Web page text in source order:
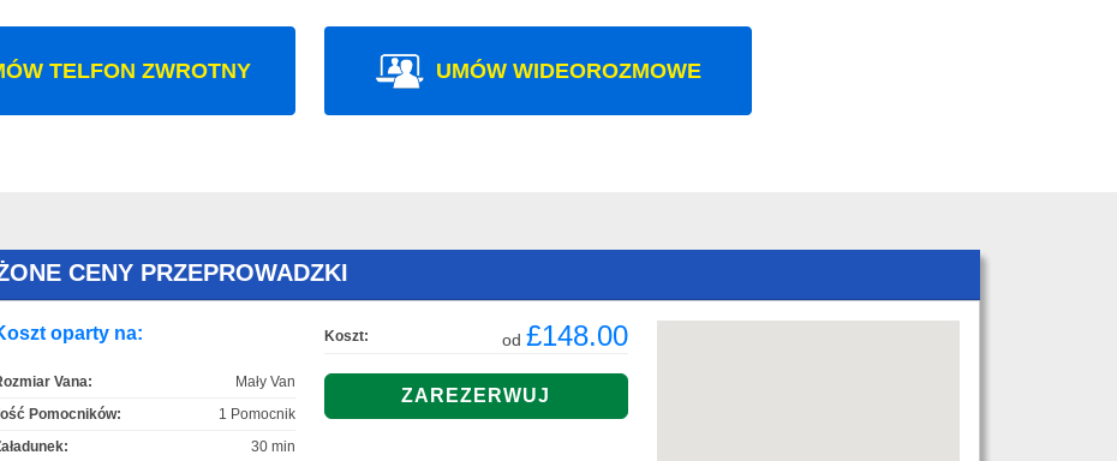
TELFON ZWROTNY UMÓW WIDEOROZMOWE
CENY PRZEPROWADZKI
oparty na:
Vana:
Mały Van
Pomocników:
1 Pomocnik
30 min
Koszt: od £148.00